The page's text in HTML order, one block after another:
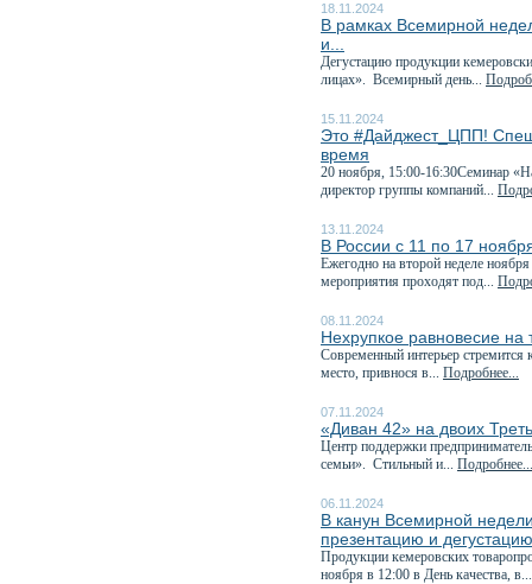
18.11.2024
В рамках Всемирной
и...
Дегустацию продукции
лицах». Всемирный день...
15.11.2024
Это #Дайджест_ЦПП!
время
20 ноября, 15:00-16:30Семинар
директор группы компаний...
13.11.2024
В России с 11 по 17
Ежегодно на второй неделе
мероприятия проходят под...
08.11.2024
Нехрупкое равновесие
Современный интерьер стремится
место, привнося в... Подробнее...
07.11.2024
«Диван 42» на двоих
Центр поддержки
семьи». Стильный и... Подробнее...
06.11.2024
В канун Всемирной
презентацию и
Продукции кемеровских
ноября в 12:00 в День качества,